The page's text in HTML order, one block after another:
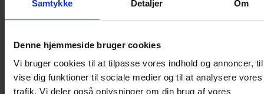
Samtykke Detaljer Om
Denne hjemmeside bruger cookies
Vi bruger cookies til at tilpasse vores indhold og annoncer,
vise dig funktioner til sociale medier og til at analysere vores
trafik. Vi deler også oplysninger om din brug af vores
Halsbånd og seler
Halsbånd
Halsbånd med lys
Seler / Liner